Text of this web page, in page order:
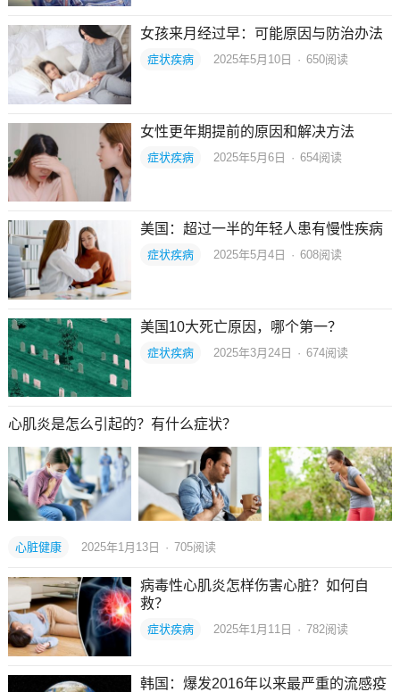
女孩来月经过早：可能原因与防治办法
症状疾病 2025年5月10日 · 650阅读
女性更年期提前的原因和解决方法
症状疾病 2025年5月6日 · 654阅读
美国：超过一半的年轻人患有慢性疾病
症状疾病 2025年5月4日 · 608阅读
美国10大死亡原因，哪个第一？
症状疾病 2025年3月24日 · 674阅读
心肌炎是怎么引起的？有什么症状？
心脏健康 2025年1月13日 · 705阅读
病毒性心肌炎怎样伤害心脏？如何自
救？
症状疾病 2025年1月11日 · 782阅读
韩国：爆发2016年以来最严重的流感疫